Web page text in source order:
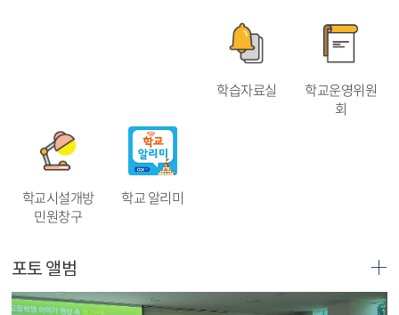
학습자료실
학교운영위원
회
학교시설개방
민원창구
학교 알리미
포토 앨범